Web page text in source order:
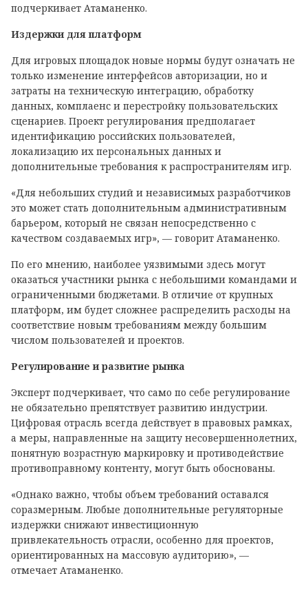
подчеркивает Атаманенко.
Издержки для платформ
Для игровых площадок новые нормы будут означать не
только изменение интерфейсов авторизации, но и
затраты на техническую интеграцию, обработку
данных, комплаенс и перестройку пользовательских
сценариев. Проект регулирования предполагает
идентификацию российских пользователей,
локализацию их персональных данных и
дополнительные требования к распространителям игр.
«Для небольших студий и независимых разработчиков
это может стать дополнительным административным
барьером, который не связан непосредственно с
качеством создаваемых игр», — говорит Атаманенко.
По его мнению, наиболее уязвимыми здесь могут
оказаться участники рынка с небольшими командами и
ограниченными бюджетами. В отличие от крупных
платформ, им будет сложнее распределить расходы на
соответствие новым требованиям между большим
числом пользователей и проектов.
Регулирование и развитие рынка
Эксперт подчеркивает, что само по себе регулирование
не обязательно препятствует развитию индустрии.
Цифровая отрасль всегда действует в правовых рамках,
а меры, направленные на защиту несовершеннолетних,
понятную возрастную маркировку и противодействие
противоправному контенту, могут быть обоснованы.
«Однако важно, чтобы объем требований оставался
соразмерным. Любые дополнительные регуляторные
издержки снижают инвестиционную
привлекательность отрасли, особенно для проектов,
ориентированных на массовую аудиторию», —
отмечает Атаманенко.